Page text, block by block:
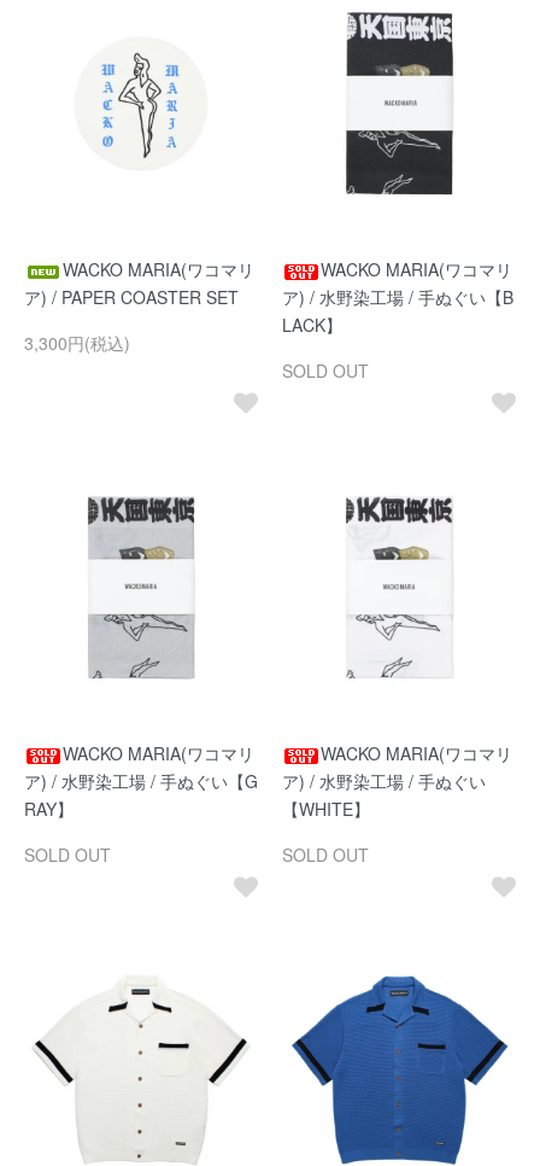
WACKO MARIA(ワコマリ
ア) / PAPER COASTER SET
3,300円(税込)
WACKO MARIA(ワコマリ
ア) / 水野染工場 / 手ぬぐい【B
LACK】
SOLD OUT
WACKO MARIA(ワコマリ
ア) / 水野染工場 / 手ぬぐい【G
RAY】
SOLD OUT
WACKO MARIA(ワコマリ
ア) / 水野染工場 / 手ぬぐい
【WHITE】
SOLD OUT